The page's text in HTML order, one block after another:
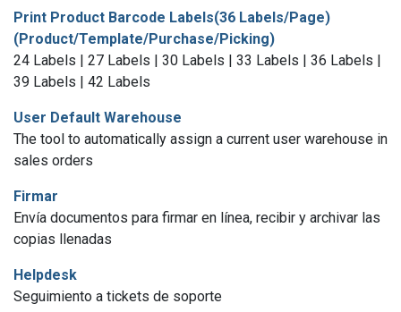
Print Product Barcode Labels(36 Labels/Page)
(Product/Template/Purchase/Picking)
24 Labels | 27 Labels | 30 Labels | 33 Labels | 36 Labels |
39 Labels | 42 Labels
User Default Warehouse
The tool to automatically assign a current user warehouse in
sales orders
Firmar
Envía documentos para firmar en línea, recibir y archivar las
copias llenadas
Helpdesk
Seguimiento a tickets de soporte